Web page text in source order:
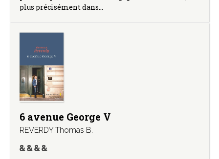
plus précisément dans…
6 avenue George V
REVERDY Thomas B.